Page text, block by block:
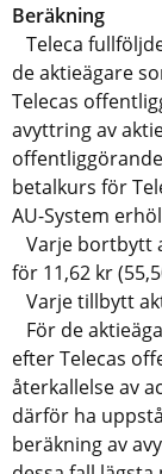
Beräkning
Teleca
de aktieägare
Telecas
avyttring av
betalkurs för
AU-System
Varje bortbytt
för 11,62 kr
Varje tillbytt
För de
efter Telecas
återkallelse av
därför ha
beräkning av